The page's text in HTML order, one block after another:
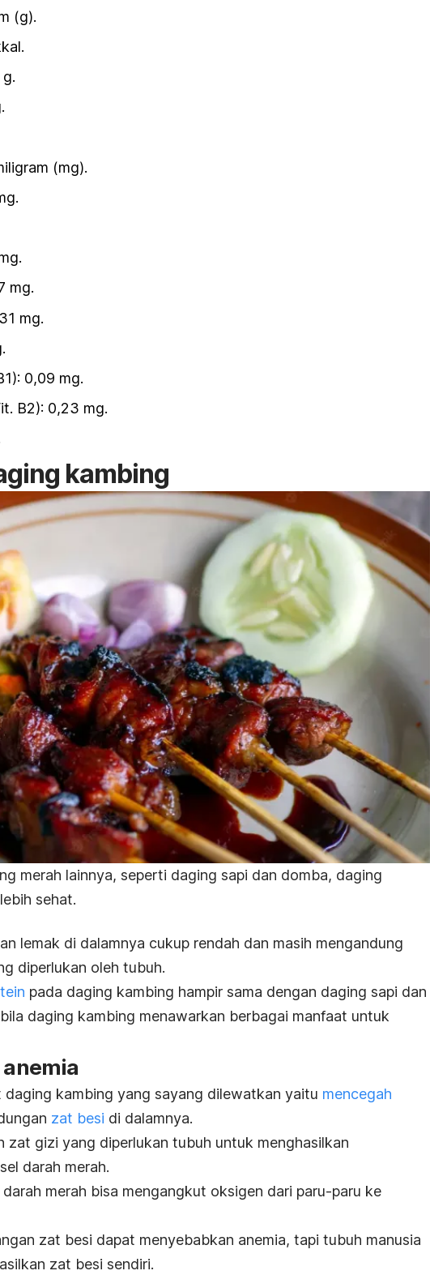
(g).
(mg).
mg.
mg.
0,09 mg.
B2): 0,23 mg.
kambing
merah lainnya, seperti daging sapi dan domba, daging
sehat.
lemak di dalamnya cukup rendah dan masih mengandung
diperlukan oleh tubuh.
pada daging kambing hampir sama dengan daging sapi dan
daging kambing menawarkan berbagai manfaat untuk
anemia
daging kambing yang sayang dilewatkan yaitu mencegah
zat besi di dalamnya.
zat gizi yang diperlukan tubuh untuk menghasilkan
darah merah.
merah bisa mengangkut oksigen dari paru-paru ke
zat besi dapat menyebabkan anemia, tapi tubuh manusia
zat besi sendiri.